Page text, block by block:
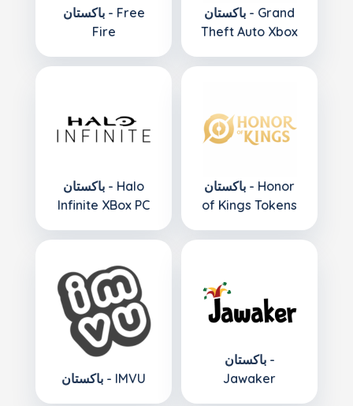
باكستان - Free
Fire
باكستان - Grand
Theft Auto Xbox
باكستان - Halo
Infinite XBox PC
باكستان - Honor
of Kings Tokens
باكستان - IMVU
باكستان -
Jawaker